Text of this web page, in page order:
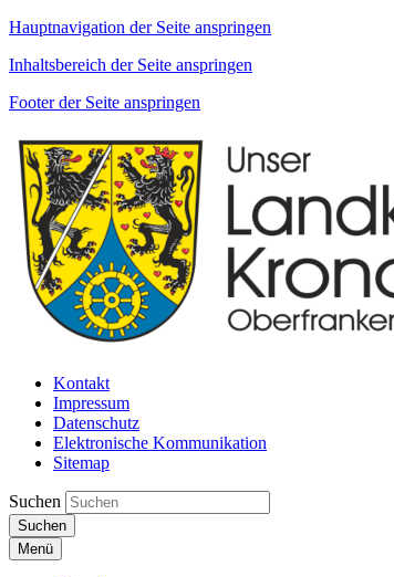
Hauptnavigation der Seite anspringen
Inhaltsbereich der Seite anspringen
Footer der Seite anspringen
Kontakt
Impressum
Datenschutz
Elektronische Kommunikation
Sitemap
Suchen
Suchen
Menü